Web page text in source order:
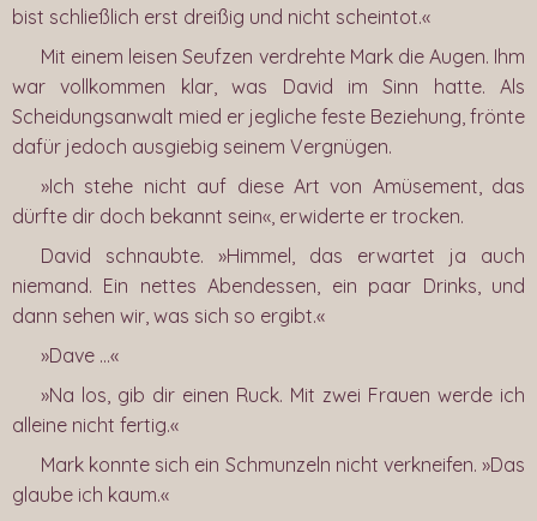
bist schließlich erst dreißig und nicht scheintot.«
Mit einem leisen Seufzen verdrehte Mark die Augen. Ihm
war vollkommen klar, was David im Sinn hatte. Als
Scheidungsanwalt mied er jegliche feste Beziehung, frönte
dafür jedoch ausgiebig seinem Vergnügen.
»Ich stehe nicht auf diese Art von Amüsement, das
dürfte dir doch bekannt sein«, erwiderte er trocken.
David schnaubte. »Himmel, das erwartet ja auch
niemand. Ein nettes Abendessen, ein paar Drinks, und
dann sehen wir, was sich so ergibt.«
»Dave …«
»Na los, gib dir einen Ruck. Mit zwei Frauen werde ich
alleine nicht fertig.«
Mark konnte sich ein Schmunzeln nicht verkneifen. »Das
glaube ich kaum.«